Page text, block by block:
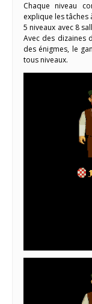
Chaque niveau
explique les
5 niveaux avec 8
Avec des dizaines
des énigmes, le
tous niveaux.